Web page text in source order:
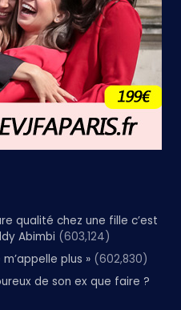
qualité chez une fille c’est
Abimbi (603,124)
plus » (602,830)
de son ex que faire ?